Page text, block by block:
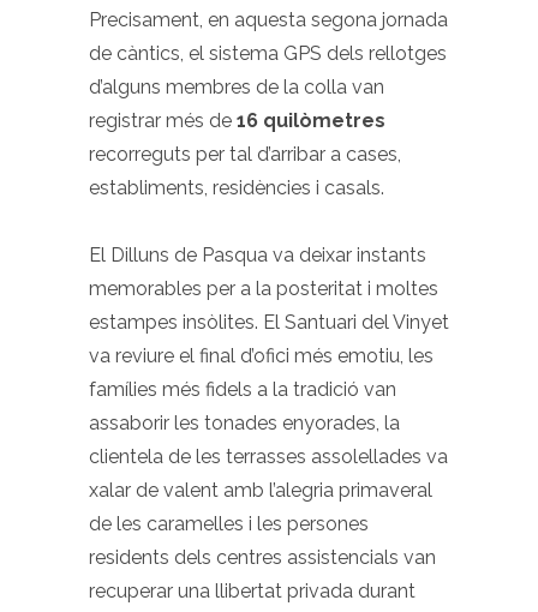
Precisament, en aquesta segona jornada
de càntics, el sistema GPS dels rellotges
d’alguns membres de la colla van
registrar més de 16 quilòmetres
recorreguts per tal d’arribar a cases,
establiments, residències i casals.
El Dilluns de Pasqua va deixar instants
memorables per a la posteritat i moltes
estampes insòlites. El Santuari del Vinyet
va reviure el final d’ofici més emotiu, les
famílies més fidels a la tradició van
assaborir les tonades enyorades, la
clientela de les terrasses assolellades va
xalar de valent amb l’alegria primaveral
de les caramelles i les persones
residents dels centres assistencials van
recuperar una llibertat privada durant